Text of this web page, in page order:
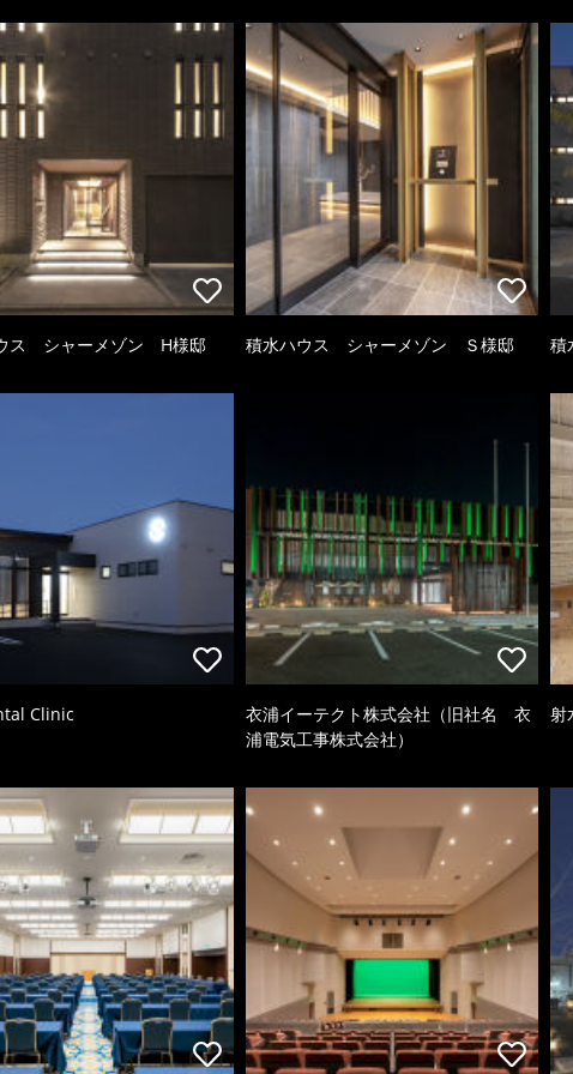
ス シャーメゾン H様邸 積水ハウス シャーメゾン Ｓ様邸 積
Clinic
衣浦イーテクト株式会社（旧社名 衣
浦電気工事株式会社）
射